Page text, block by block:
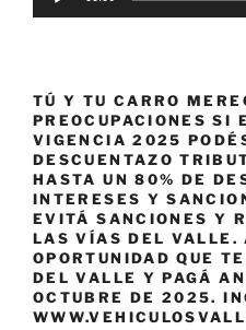
TÚ Y TU CARRO
PREOCUPACIONES SI
VIGENCIA 2025
DESCUENTAZO
HASTA UN 80% DE
INTERESES Y
EVITÁ SANCIONES Y
LAS VÍAS DEL VALLE.
OPORTUNIDAD QUE
DEL VALLE Y PAGÁ
OCTUBRE DE 2025.